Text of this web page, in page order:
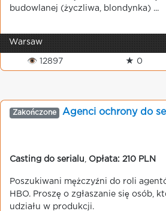
budowlanej (życzliwa, blondynka) ...
Warsaw
👁 12897 ★ 0
Zakończone Agenci ochrony do
Casting do serialu Opłata: 210 PLN
Poszukiwani mężczyźni do roli
HBO. Proszę o zgłaszanie się osób,
udziału w produkcji.